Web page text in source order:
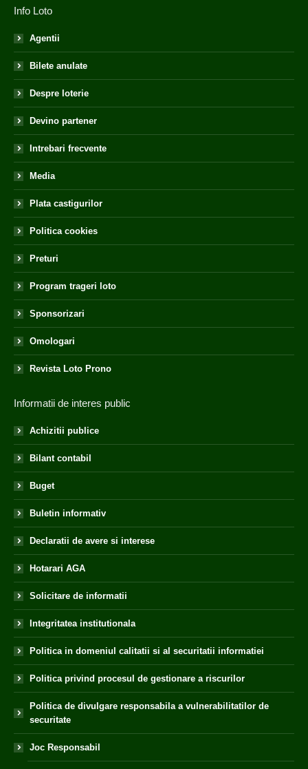
Info Loto
Agentii
Bilete anulate
Despre loterie
Devino partener
Intrebari frecvente
Media
Plata castigurilor
Politica cookies
Preturi
Program trageri loto
Sponsorizari
Omologari
Revista Loto Prono
Informatii de interes public
Achizitii publice
Bilant contabil
Buget
Buletin informativ
Declaratii de avere si interese
Hotarari AGA
Solicitare de informatii
Integritatea institutionala
Politica in domeniul calitatii si al securitatii informatiei
Politica privind procesul de gestionare a riscurilor
Politica de divulgare responsabila a vulnerabilitatilor de
securitate
Joc Responsabil